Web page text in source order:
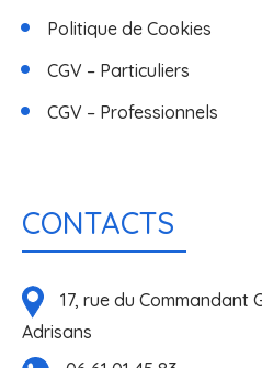
Politique de Cookies
CGV – Particuliers
CGV – Professionnels
CONTACTS
17, rue du Commandant
Adrisans